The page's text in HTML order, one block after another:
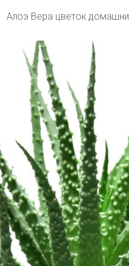
Алоэ Вера цветок